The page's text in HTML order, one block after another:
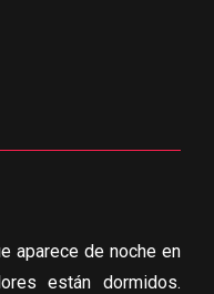
aparece de noche en
están dormidos.